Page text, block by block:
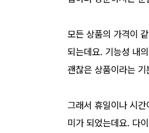
모든 상품의 가격이
되는데요. 기능성 내
괜찮은 상품이라는
그래서 휴일이나 시
미가 되었는데요. 다